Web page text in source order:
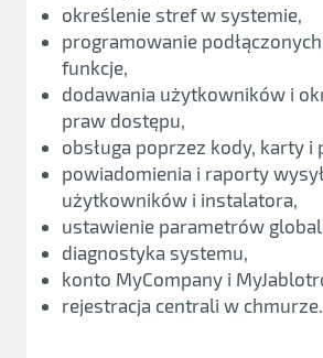
określenie stref w systemie,
programowanie
funkcje,
dodawania użytkowników i
praw dostępu,
obsługa poprzez kody, karty i
powiadomienia i raporty
użytkowników i instalatora,
ustawienie parametrów
diagnostyka systemu,
konto MyCompany i
rejestracja centrali w chmurze.